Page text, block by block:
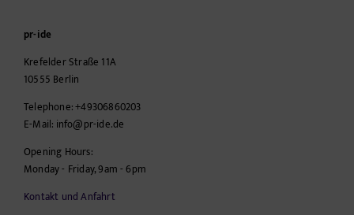
pr-ide
Krefelder Straße 11A
10555 Berlin
Telephone:+49306860203
E-Mail: info@pr-ide.de
Opening Hours:
Monday - Friday, 9am - 6pm
Kontakt und Anfahrt